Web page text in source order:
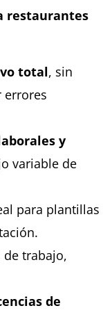
restaurantes
total, sin
errores
y
variable de
para plantillas
de trabajo,
de